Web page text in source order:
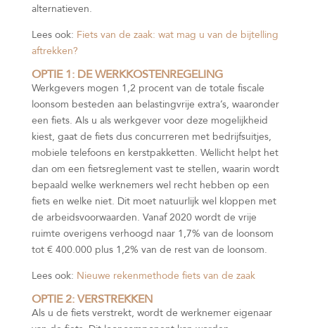
alternatieven.
Lees ook: Fiets van de zaak: wat mag u van de bijtelling
aftrekken?
OPTIE 1: DE WERKKOSTENREGELING
Werkgevers mogen 1,2 procent van de totale fiscale
loonsom besteden aan belastingvrije extra’s, waaronder
een fiets. Als u als werkgever voor deze mogelijkheid
kiest, gaat de fiets dus concurreren met bedrijfsuitjes,
mobiele telefoons en kerstpakketten. Wellicht helpt het
dan om een fietsreglement vast te stellen, waarin wordt
bepaald welke werknemers wel recht hebben op een
fiets en welke niet. Dit moet natuurlijk wel kloppen met
de arbeidsvoorwaarden. Vanaf 2020 wordt de vrije
ruimte overigens verhoogd naar 1,7% van de loonsom
tot € 400.000 plus 1,2% van de rest van de loonsom.
Lees ook: Nieuwe rekenmethode fiets van de zaak
OPTIE 2: VERSTREKKEN
Als u de fiets verstrekt, wordt de werknemer eigenaar